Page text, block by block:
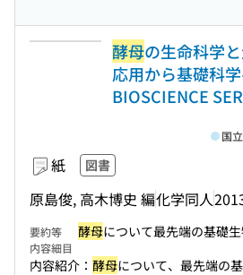
酵母の生命科学
応用から基礎科
BIOSCIENCE
紙 図書
原島俊, 高木博史 編化学同人
国
要約等 酵母について最先端の基礎
内容細目
内容紹介： 酵母について、最先端の